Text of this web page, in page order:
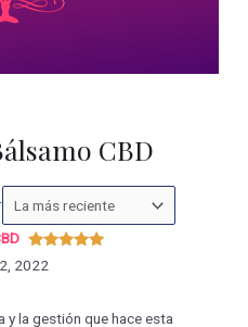
CBD
Ordenar
las
Valorado
con
2022
y la gestión que hace esta